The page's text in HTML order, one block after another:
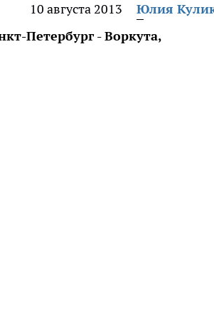
10 августа 2013
Юлия
Петербург - Воркута,